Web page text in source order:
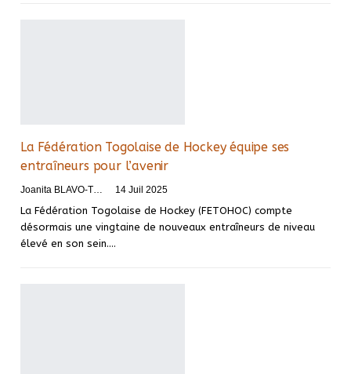
La Fédération Togolaise de Hockey équipe ses
entraîneurs pour l’avenir
Joanita BLAVO-TSRI 14 Juil 2025
La Fédération Togolaise de Hockey (FETOHOC) compte
désormais une vingtaine de nouveaux entraîneurs de niveau
élevé en son sein.…